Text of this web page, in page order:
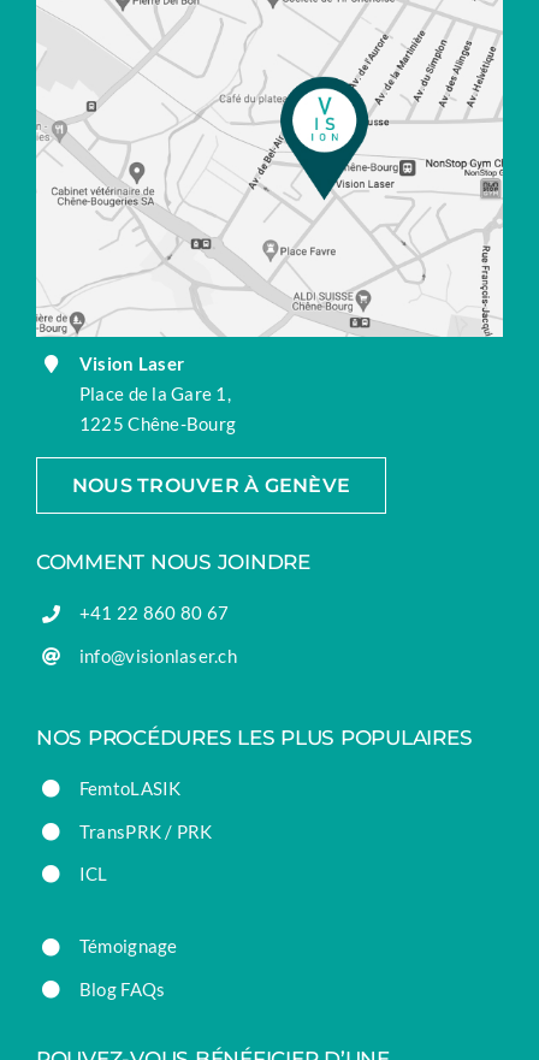
Vision Laser
Place de la Gare 1,
1225 Chêne-Bourg
NOUS TROUVER À GENÈVE
COMMENT NOUS JOINDRE
+41 22 860 80 67
info@visionlaser.ch
NOS PROCÉDURES LES PLUS POPULAIRES
FemtoLASIK
TransPRK / PRK
ICL
Témoignage
Blog FAQs